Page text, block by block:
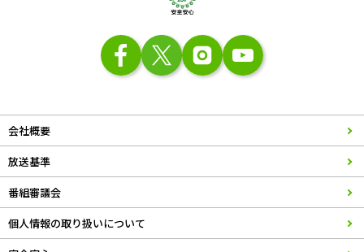
会社概要
放送基準
番組審議会
個人情報の取り扱いについて